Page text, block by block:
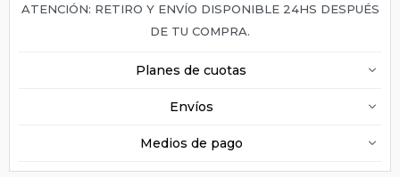
ATENCIÓN: RETIRO Y ENVÍO DISPONIBLE 24HS DESPUÉS
DE TU COMPRA.
Planes de cuotas
Envíos
Medios de pago